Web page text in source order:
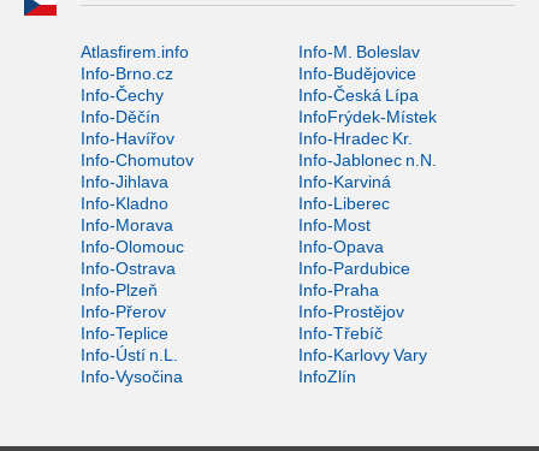
Atlasfirem.info
Info-M. Boleslav
Info-Brno.cz
Info-Budějovice
Info-Čechy
Info-Česká Lípa
Info-Děčín
InfoFrýdek-Místek
Info-Havířov
Info-Hradec Kr.
Info-Chomutov
Info-Jablonec n.N.
Info-Jihlava
Info-Karviná
Info-Kladno
Info-Liberec
Info-Morava
Info-Most
Info-Olomouc
Info-Opava
Info-Ostrava
Info-Pardubice
Info-Plzeň
Info-Praha
Info-Přerov
Info-Prostějov
Info-Teplice
Info-Třebíč
Info-Ústí n.L.
Info-Karlovy Vary
Info-Vysočina
InfoZlín